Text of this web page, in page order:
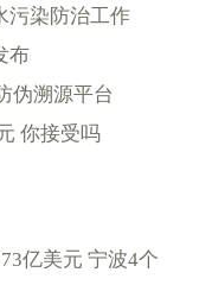
污染防治工作
布
伪溯源平台
你接受吗
亿美元 宁波4个